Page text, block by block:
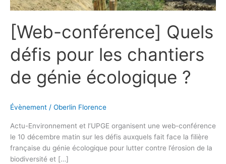
[Web-conférence] Quels
défis pour les chantiers
de génie écologique ?
Évènement / Oberlin Florence
Actu-Environnement et l’UPGE organisent une web-conférence
le 10 décembre matin sur les défis auxquels fait face la filière
française du génie écologique pour lutter contre l’érosion de la
biodiversité et […]
pour
chantiers
de
génie
écologique